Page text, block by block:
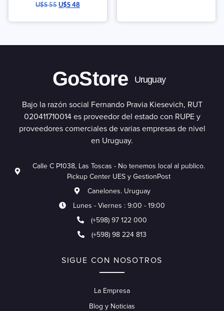
U$S55U$S48
GoStore Uruguay
Bajo la razón social Fernando Pravia Kiesevich, RUT
020411710014 es proveedor del estado con RUPE y
proveedores comerciales de varias empresas de nivel
en Uruguay.
Calle C P1038, Las Toscas - No tenemos local al publico.
Pickup Center UES y GestionPost
Canelones. Uruguay
Lunes - Viernes : 9:00 - 19:00
(+598) 97 122 000
(+598) 98 224 813
SIGUE CON NOSOTROS
La Empresa
Blog y Noticias